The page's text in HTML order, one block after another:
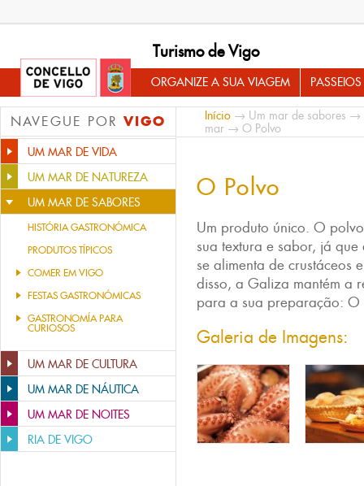
Turismo de Vigo
ORGANIZE A SUA VIAGEM
NAVEGUE POR VIGO
UM MAR DE VIDA
UM MAR DE NATUREZA
UM MAR DE SABORES
HISTÓRIA GASTRONÓMICA
PRODUTOS TÍPICOS
COMER EM VIGO
FESTAS GASTRONÓMICAS
GASTRONOMÍA PARA
CURIOSOS
UM MAR DE CULTURA
UM MAR DE NÁUTICA
UM MAR DE NOITES
RIA DE VIGO
Início → Um mar de sabores →
mar → O Polvo
O Polvo
Um produto único. O
sua textura e sabor, já
se alimenta de crustáceos
disso, a Galiza mantém a
para a sua preparação: O
Galeria de Imagens: